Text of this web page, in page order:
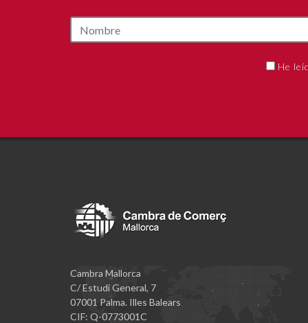
He
Cambra Mallorca
C/ Estudi General, 7
07001 Palma. Illes Balears
CIF: Q-0773001C